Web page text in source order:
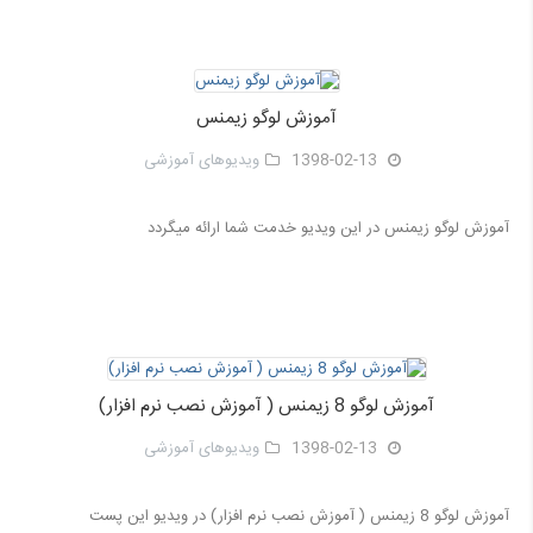
آموزش لوگو زیمنس
ویدیوهای آموزشی
آموزش لوگو زیمنس در این ویدیو خدمت شما ارائه میگردد
آموزش لوگو 8 زیمنس ( آموزش نصب نرم افزار)
ویدیوهای آموزشی
آموزش لوگو 8 زیمنس ( آموزش نصب نرم افزار) در ویدیو این پست